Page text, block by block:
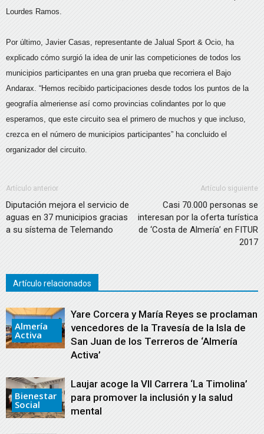
Lourdes Ramos.
Por último, Javier Casas, representante de Jalual Sport & Ocio, ha
explicado cómo surgió la idea de unir las competiciones de todos los
municipios participantes en una gran prueba que recorriera el Bajo
Andarax. “Hemos recibido participaciones desde todos los puntos de la
geografía almeriense así como provincias colindantes por lo que
esperamos, que este circuito sea el primero de muchos y que incluso,
crezca en el número de municipios participantes” ha concluido el
organizador del circuito.
Artículo anterior
Diputación mejora el servicio de
aguas en 37 municipios gracias
a su sístema de Telemando
Artículo siguiente
Casi 70.000 personas se
interesan por la oferta turística
de ‘Costa de Almería’ en FITUR
2017
Artículo relacionados
Almería
Activa
Yare Corcera y María Reyes se proclaman
vencedores de la Travesía de la Isla de
San Juan de los Terreros de ‘Almería
Activa’
Bienestar
Social
Laujar acoge la VII Carrera ‘La Timolina’
para promover la inclusión y la salud
mental